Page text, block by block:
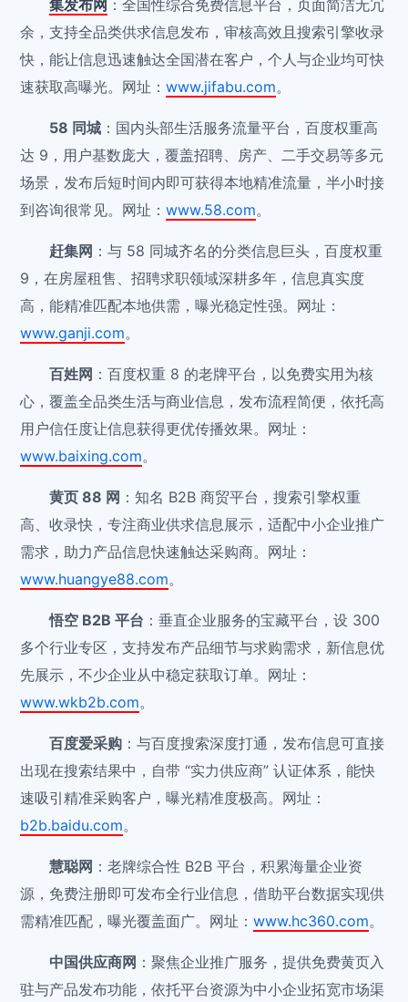
集发布网 ：全国性综合免费信息平台，页面简洁无冗
余，支持全品类供求信息发布，审核高效且搜索引擎收录
快，能让信息迅速触达全国潜在客户，个人与企业均可快
速获取高曝光。网址：www.jifabu.com。
58 同城 ：国内头部生活服务流量平台，百度权重高
达 9，用户基数庞大，覆盖招聘、房产、二手交易等多元
场景，发布后短时间内即可获得本地精准流量，半小时接
到咨询很常见。网址：www.58.com。
赶集网 ：与 58 同城齐名的分类信息巨头，百度权重
9，在房屋租售、招聘求职领域深耕多年，信息真实度
高，能精准匹配本地供需，曝光稳定性强。网址：
www.ganji.com。
百姓网 ：百度权重 8 的老牌平台，以免费实用为核
心，覆盖全品类生活与商业信息，发布流程简便，依托高
用户信任度让信息获得更优传播效果。网址：
www.baixing.com。
黄页 88 网 ：知名 B2B 商贸平台，搜索引擎权重
高、收录快，专注商业供求信息展示，适配中小企业推广
需求，助力产品信息快速触达采购商。网址：
www.huangye88.com。
悟空 B2B 平台 ：垂直企业服务的宝藏平台，设 300
多个行业专区，支持发布产品细节与求购需求，新信息优
先展示，不少企业从中稳定获取订单。网址：
www.wkb2b.com。
百度爱采购 ：与百度搜索深度打通，发布信息可直接
出现在搜索结果中，自带 “实力供应商” 认证体系，能快
速吸引精准采购客户，曝光精准度极高。网址：
b2b.baidu.com。
慧聪网 ：老牌综合性 B2B 平台，积累海量企业资
源，免费注册即可发布全行业信息，借助平台数据实现供
需精准匹配，曝光覆盖面广。网址：www.hc360.com。
中国供应商网 ：聚焦企业推广服务，提供免费黄页入
驻与产品发布功能，依托平台资源为中小企业拓宽市场渠